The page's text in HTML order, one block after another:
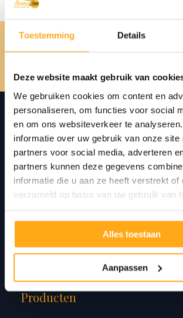
Toestemming Details
Deze website maakt gebruik van
We gebruiken cookies om content en
personaliseren, om functies voor social
en om ons websiteverkeer te
informatie over uw gebruik van onze site
partners voor social media, adverteren
partners kunnen deze gegevens
informatie die u aan ze heeft verstrekt of
verzameld op basis van uw gebruik van
Alles toestaan
Aanpassen
Vorige
ThomaZon
Over ThomaZon
Certificeringen en normering
Producten